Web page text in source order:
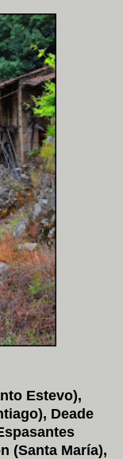
Estevo),
Deade
(Santa María),